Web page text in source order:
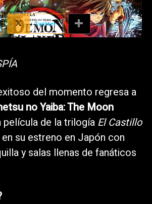
Twitter
del momento regresa a
no Yaiba: The Moon
película de la trilogía El Castillo
su estreno en Japón con
y salas llenas de fanáticos